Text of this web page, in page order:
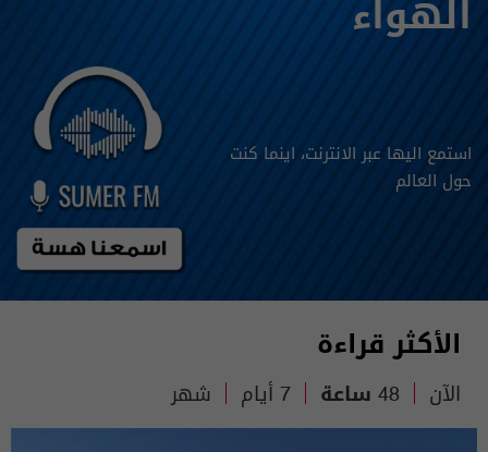
الهواء
استمع اليها عبر الانترنت، اينما كنت
حول العالم
الأكثر قراءة
الآن 48 ساعة 7 أيام شهر